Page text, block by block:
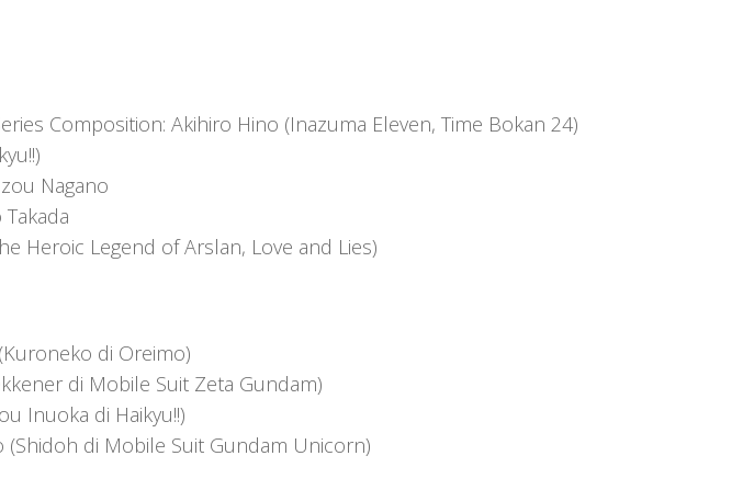
Composition: Akihiro Hino (Inazuma Eleven, Time Bokan 24)
Nagano
Heroic Legend of Arslan, Love and Lies)
di Oreimo)
di Mobile Suit Zeta Gundam)
Inuoka di Haikyu!!)
(Shidoh di Mobile Suit Gundam Unicorn)